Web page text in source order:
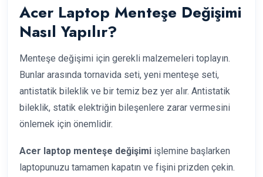
Acer Laptop Menteşe Değişimi
Nasıl Yapılır?
Menteşe değişimi için gerekli malzemeleri toplayın.
Bunlar arasında tornavida seti, yeni menteşe seti,
antistatik bileklik ve bir temiz bez yer alır. Antistatik
bileklik, statik elektriğin bileşenlere zarar vermesini
önlemek için önemlidir.
Acer laptop menteşe değişimi işlemine başlarken
laptopunuzu tamamen kapatın ve fişini prizden çekin.